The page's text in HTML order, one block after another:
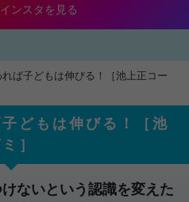
ンスタを見る
ば子どもは伸びる！［池上正コー
どもは伸びる！［池
］
ないという認識を変えた